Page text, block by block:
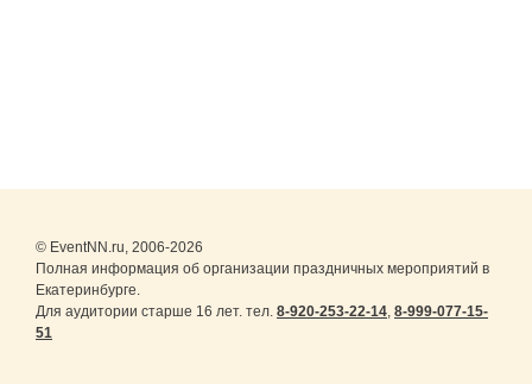
© EventNN.ru, 2006-2026
Полная информация об организации праздничных мероприятий в
Екатеринбурге.
Для аудитории старше 16 лет. тел. 8-920-253-22-14, 8-999-077-15-
51